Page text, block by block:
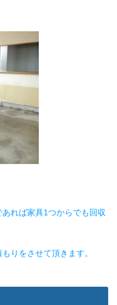
れば家具1つからでも回収
りをさせて頂きます。